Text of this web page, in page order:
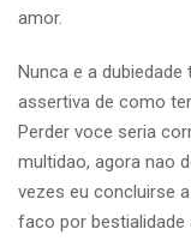
amor.
Nunca e a
assertiva de como
Perder voce seria
multidao, agora nao
vezes eu concluirse
faco por bestialidade